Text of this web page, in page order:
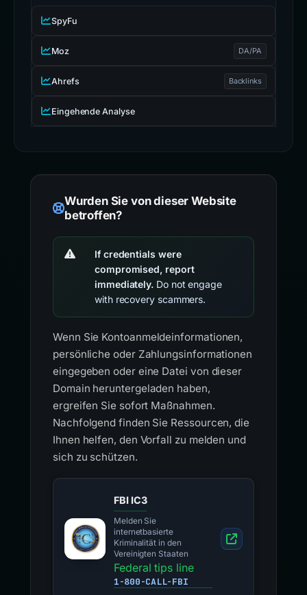
SpyFu
Moz DA/PA
Ahrefs Backlinks
Eingehende Analyse
Wurden Sie von dieser Website
betroffen?
If credentials were
compromised, report
immediately. Do not engage
with recovery scammers.
Wenn Sie Kontoanmeldeinformationen,
persönliche oder Zahlungsinformationen
eingegeben oder eine Datei von dieser
Domain heruntergeladen haben,
ergreifen Sie sofort Maßnahmen.
Nachfolgend finden Sie Ressourcen, die
Ihnen helfen, den Vorfall zu melden und
sich zu schützen.
FBI IC3
Melden Sie
internetbasierte
Kriminalität in den
Vereinigten Staaten
Federal tips line
1-800-CALL-FBI